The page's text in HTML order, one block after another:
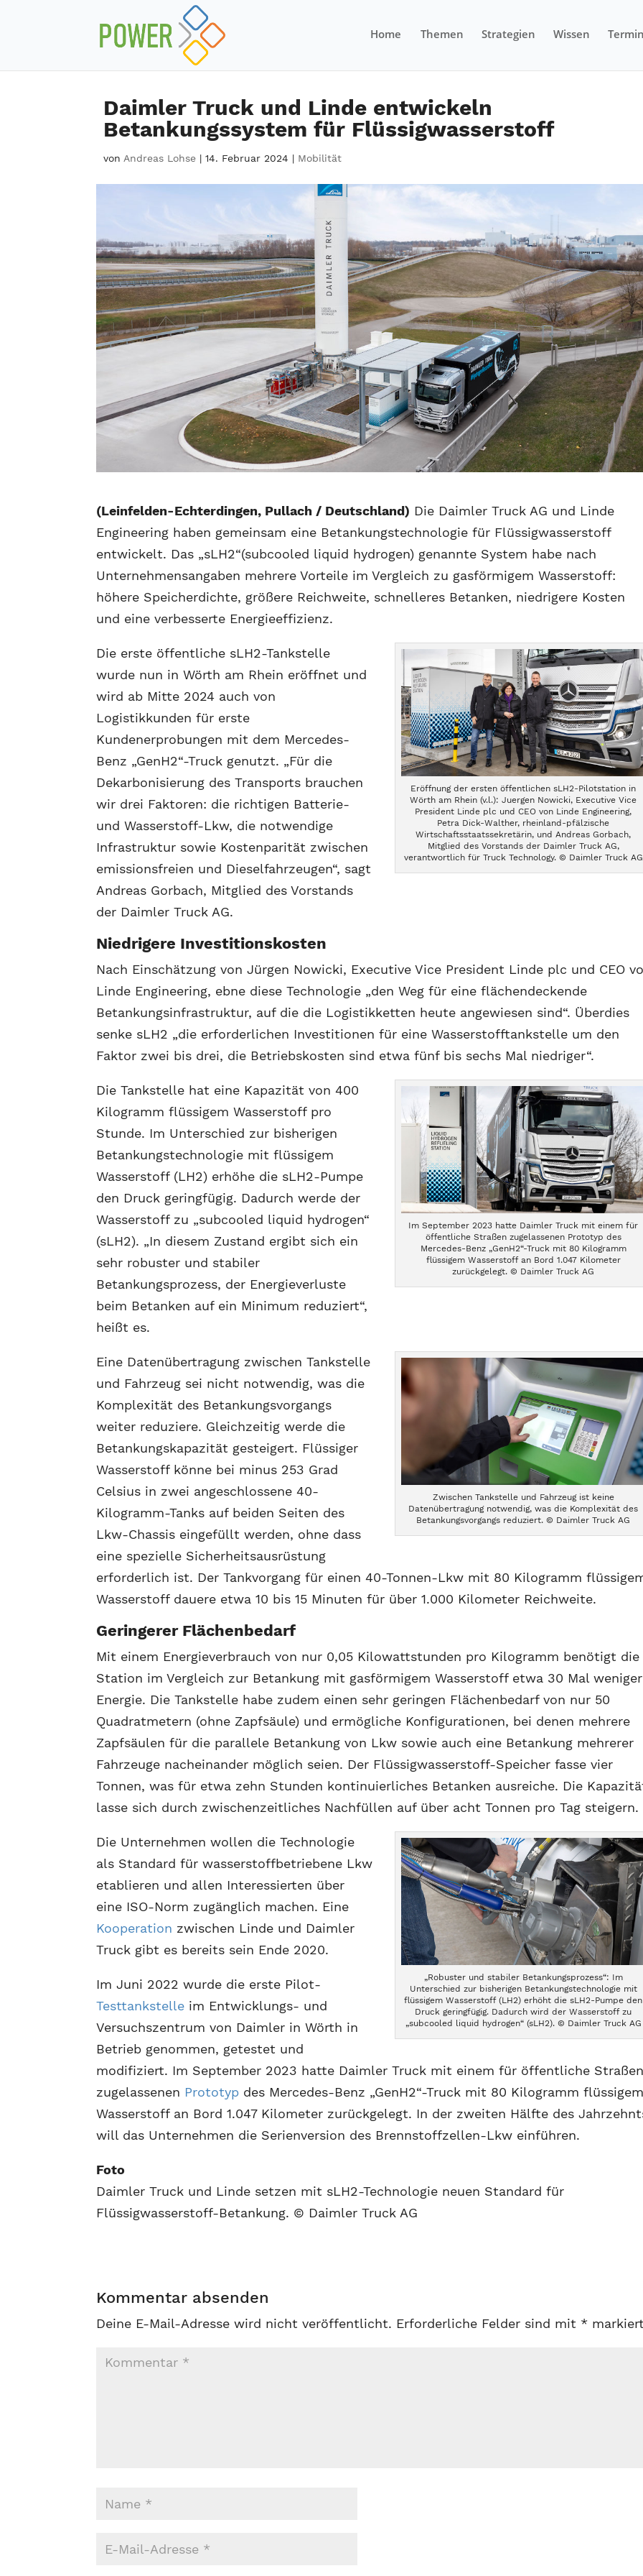
Home Themen Strategien Wissen
Daimler Truck und Linde entwickeln
Betankungssystem für Flüssigwasserstoff
von Andreas Lohse |14. Februar 2024 | Mobilität
(Leinfelden-Echterdingen, Pullach / Deutschland) Die Daimler Truck AG und Linde
Engineering haben gemeinsam eine Betankungstechnologie für Flüssigwasserstoff
entwickelt. Das „sLH2“(subcooled liquid hydrogen) genannte System habe nach
Unternehmensangaben mehrere Vorteile im Vergleich zu gasförmigem Wasserstoff:
höhere Speicherdichte, größere Reichweite, schnelleres Betanken, niedrigere Kosten
und eine verbesserte Energieeffizienz.
Eröffnung der ersten öffentlichen sLH2-Pilotstation in
Wörth am Rhein (v.l.): Juergen Nowicki, Executive Vice
President Linde plc und CEO von Linde Engineering,
Petra Dick-Walther, rheinland-pfälzische
Wirtschaftsstaatssekretärin, und Andreas Gorbach,
Mitglied des Vorstands der Daimler Truck AG,
verantwortlich für Truck Technology. © Daimler Truck AG
Die erste öffentliche sLH2-Tankstelle
wurde nun in Wörth am Rhein eröffnet und
wird ab Mitte 2024 auch von
Logistikkunden für erste
Kundenerprobungen mit dem Mercedes-
Benz „GenH2“-Truck genutzt. „Für die
Dekarbonisierung des Transports brauchen
wir drei Faktoren: die richtigen Batterie-
und Wasserstoff-Lkw, die notwendige
Infrastruktur sowie Kostenparität zwischen
emissionsfreien und Dieselfahrzeugen“, sagt
Andreas Gorbach, Mitglied des Vorstands
der Daimler Truck AG.
Niedrigere Investitionskosten
Nach Einschätzung von Jürgen Nowicki, Executive Vice President Linde plc und CEO
Linde Engineering, ebne diese Technologie „den Weg für eine flächendeckende
Betankungsinfrastruktur, auf die die Logistikketten heute angewiesen sind“. Überdies
senke sLH2 „die erforderlichen Investitionen für eine Wasserstofftankstelle um den
Faktor zwei bis drei, die Betriebskosten sind etwa fünf bis sechs Mal niedriger“.
Im September 2023 hatte Daimler Truck mit einem für
öffentliche Straßen zugelassenen Prototyp des
Mercedes-Benz „GenH2“-Truck mit 80 Kilogramm
flüssigem Wasserstoff an Bord 1.047 Kilometer
zurückgelegt. © Daimler Truck AG
Die Tankstelle hat eine Kapazität von 400
Kilogramm flüssigem Wasserstoff pro
Stunde. Im Unterschied zur bisherigen
Betankungstechnologie mit flüssigem
Wasserstoff (LH2) erhöhe die sLH2-Pumpe
den Druck geringfügig. Dadurch werde der
Wasserstoff zu „subcooled liquid hydrogen“
(sLH2). „In diesem Zustand ergibt sich ein
sehr robuster und stabiler
Betankungsprozess, der Energieverluste
beim Betanken auf ein Minimum reduziert“,
heißt es.
Zwischen Tankstelle und Fahrzeug ist keine
Datenübertragung notwendig, was die Komplexität des
Betankungsvorgangs reduziert. © Daimler Truck AG
Eine Datenübertragung zwischen Tankstelle
und Fahrzeug sei nicht notwendig, was die
Komplexität des Betankungsvorgangs
weiter reduziere. Gleichzeitig werde die
Betankungskapazität gesteigert. Flüssiger
Wasserstoff könne bei minus 253 Grad
Celsius in zwei angeschlossene 40-
Kilogramm-Tanks auf beiden Seiten des
Lkw-Chassis eingefüllt werden, ohne dass
eine spezielle Sicherheitsausrüstung
erforderlich ist. Der Tankvorgang für einen 40-Tonnen-Lkw mit 80 Kilogramm
Wasserstoff dauere etwa 10 bis 15 Minuten für über 1.000 Kilometer Reichweite.
Geringerer Flächenbedarf
Mit einem Energieverbrauch von nur 0,05 Kilowattstunden pro Kilogramm benötigt die
Station im Vergleich zur Betankung mit gasförmigem Wasserstoff etwa 30 Mal weniger
Energie. Die Tankstelle habe zudem einen sehr geringen Flächenbedarf von nur 50
Quadratmetern (ohne Zapfsäule) und ermögliche Konfigurationen, bei denen mehrere
Zapfsäulen für die parallele Betankung von Lkw sowie auch eine Betankung mehrerer
Fahrzeuge nacheinander möglich seien. Der Flüssigwasserstoff-Speicher fasse vier
Tonnen, was für etwa zehn Stunden kontinuierliches Betanken ausreiche. Die
lasse sich durch zwischenzeitliches Nachfüllen auf über acht Tonnen pro Tag steigern.
„Robuster und stabiler Betankungsprozess“: Im
Unterschied zur bisherigen Betankungstechnologie mit
flüssigem Wasserstoff (LH2) erhöht die sLH2-Pumpe den
Druck geringfügig. Dadurch wird der Wasserstoff zu
„subcooled liquid hydrogen“ (sLH2). © Daimler Truck AG
Die Unternehmen wollen die Technologie
als Standard für wasserstoffbetriebene Lkw
etablieren und allen Interessierten über
eine ISO-Norm zugänglich machen. Eine
Kooperation zwischen Linde und Daimler
Truck gibt es bereits sein Ende 2020.
Im Juni 2022 wurde die erste Pilot-
Testtankstelle im Entwicklungs- und
Versuchszentrum von Daimler in Wörth in
Betrieb genommen, getestet und
modifiziert. Im September 2023 hatte Daimler Truck mit einem für öffentliche
zugelassenen Prototyp des Mercedes-Benz „GenH2“-Truck mit 80 Kilogramm
Wasserstoff an Bord 1.047 Kilometer zurückgelegt. In der zweiten Hälfte des
will das Unternehmen die Serienversion des Brennstoffzellen-Lkw einführen.
Foto
Daimler Truck und Linde setzen mit sLH2-Technologie neuen Standard für
Flüssigwasserstoff-Betankung. © Daimler Truck AG
Kommentar absenden
Deine E-Mail-Adresse wird nicht veröffentlicht. Erforderliche Felder sind mit *